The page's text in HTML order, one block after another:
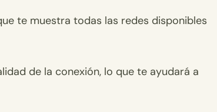
te muestra todas las redes disponibles
de la conexión, lo que te ayudará a